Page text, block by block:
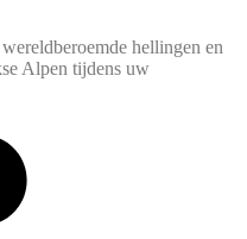
hellingen en
Alpen tijdens uw